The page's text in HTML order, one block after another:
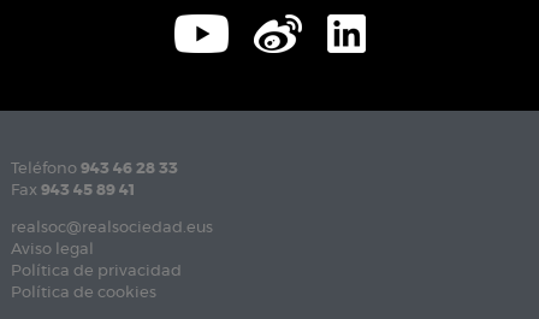
Teléfono 943 46 28 33
Fax 943 45 89 41
realsoc@realsociedad.eus
Aviso legal
Política de privacidad
Política de cookies